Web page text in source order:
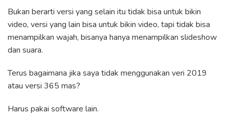
Bukan berarti versi yang selain itu tidak bisa untuk bikin
video, versi yang lain bisa untuk bikin video, tapi tidak bisa
menampilkan wajah, bisanya hanya menampilkan slideshow
dan suara.
Terus bagaimana jika saya tidak menggunakan veri 2019
atau versi 365 mas?
Harus pakai software lain.